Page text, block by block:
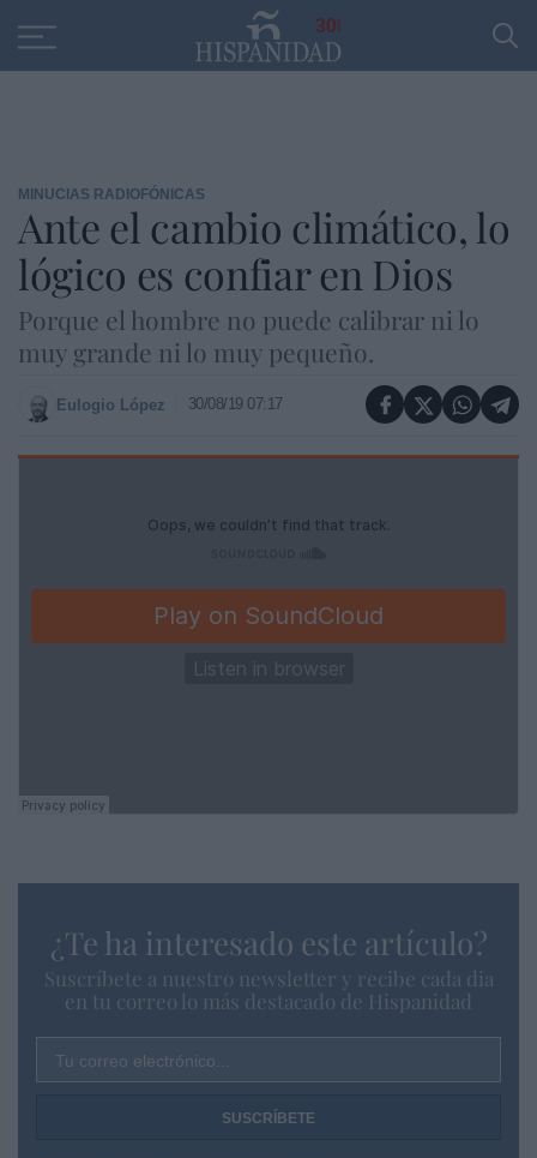
30
MINUCIAS RADIOFÓNICAS
Ante el cambio climático, lo
lógico es confiar en Dios
Porque el hombre no puede calibrar ni lo
muy grande ni lo muy pequeño.
Eulogio López 30/08/19 07:17
¿Te ha interesado este artículo?
Suscríbete a nuestro newsletter y recibe cada dia
en tu correo lo más destacado de Hispanidad
Tu correo electrónico...